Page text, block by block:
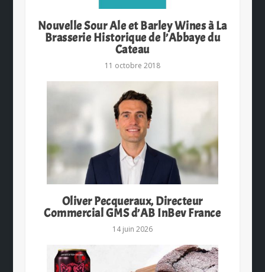
Nouvelle Sour Ale et Barley Wines à La
Brasserie Historique de l’Abbaye du
Cateau
11 octobre 2018
Oliver Pecqueraux, Directeur
Commercial GMS d’AB InBev France
14 juin 2026